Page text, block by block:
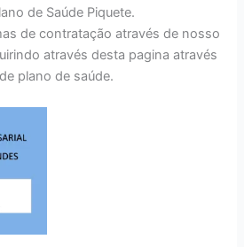
de Saúde Piquete.
de contratação através de nosso
através desta pagina através
plano de saúde.